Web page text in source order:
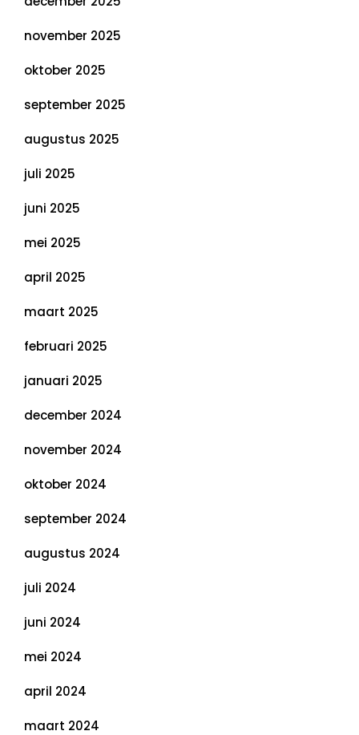
november 2025
oktober 2025
september 2025
augustus 2025
juli 2025
juni 2025
mei 2025
april 2025
maart 2025
februari 2025
januari 2025
december 2024
november 2024
oktober 2024
september 2024
augustus 2024
juli 2024
juni 2024
mei 2024
april 2024
maart 2024